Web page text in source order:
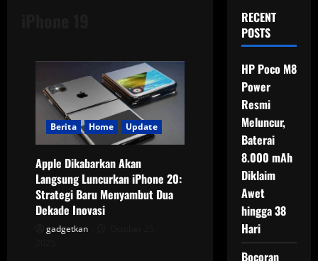
Berita Home Update
Apple Dikabarkan Akan
Langsung Luncurkan iPhone 20:
Strategi Baru Menyambut Dua
Dekade Inovasi
gadgetkan
RECENT
POSTS
HP Poco M8
Power
Resmi
Meluncur,
Baterai
8.000 mAh
Diklaim
Awet
hingga 38
Hari
Bocoran